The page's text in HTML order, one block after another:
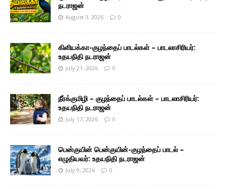
நடராஜன்
August 3, 2026 0
கிளியக்கா-குழந்தைப் பாடல்கள் – பாடலாசிரியர்:
உதயநிதி நடராஜன்
July 21, 2026 0
நீர்க்குமிழி – குழந்தைப் பாடல்கள் – பாடலாசிரியர்:
உதயநிதி நடராஜன்
July 17, 2026 0
பென்குயின் பென்குயின்-குழந்தைப் பாடல் –
எழுதியவர்: உதயநிதி நடராஜன்
July 9, 2026 0